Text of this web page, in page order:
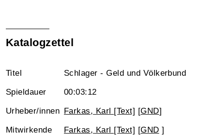
Katalogzettel
Titel Schlager - Geld und Völkerbund
Spieldauer 00:03:12
Urheber/innen Farkas, Karl [Text] [GND]
Mitwirkende Farkas, Karl [Text] [GND ]